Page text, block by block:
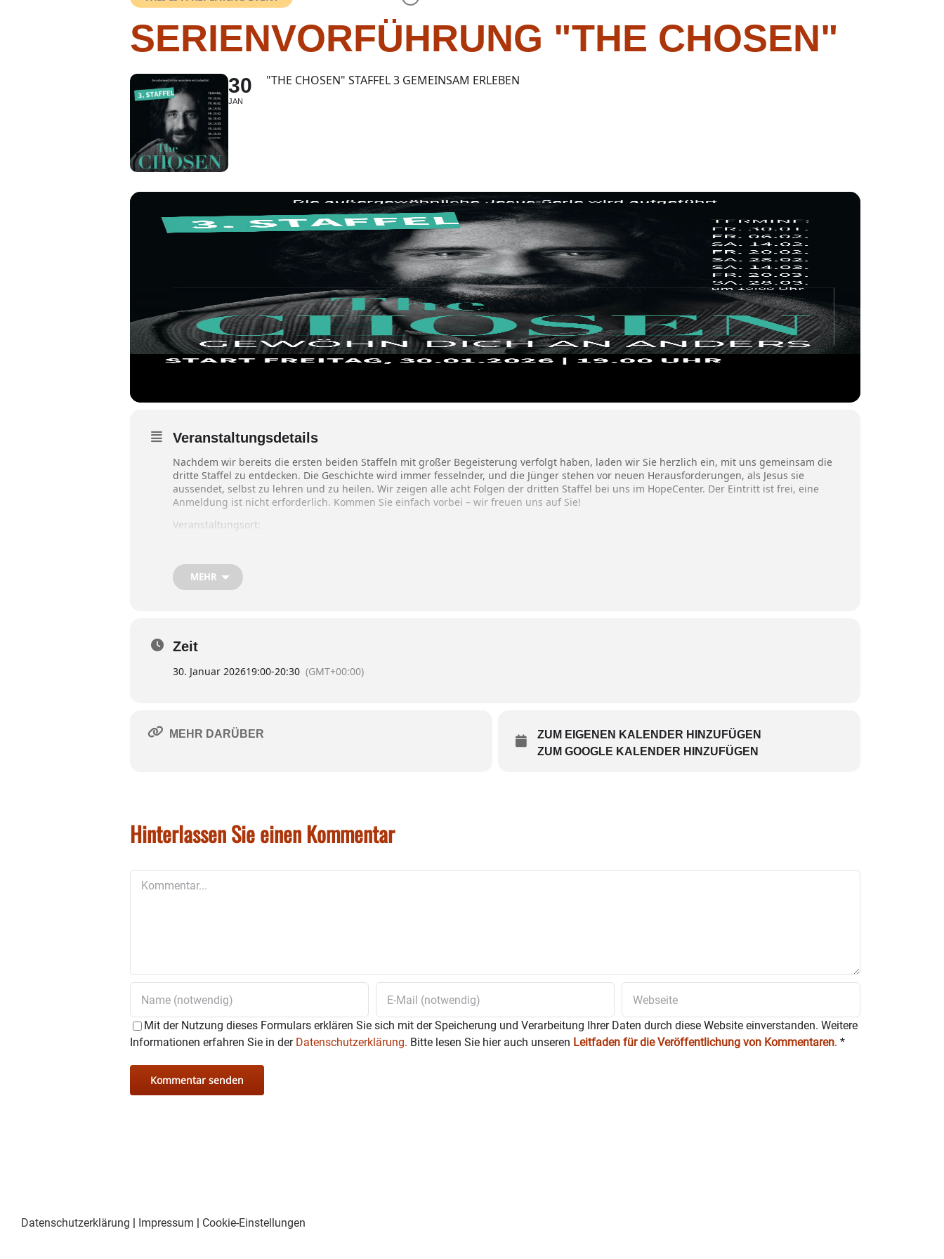
SERIENVORFÜHRUNG "THE CHOSEN"
30
JAN
"THE CHOSEN" STAFFEL 3 GEMEINSAM ERLEBEN
Veranstaltungsdetails
Nachdem wir bereits die ersten beiden Staffeln mit großer Begeisterung verfolgt haben, laden wir Sie herzlich ein, mit uns gemeinsam die
dritte Staffel zu entdecken. Die Geschichte wird immer fesselnder, und die Jünger stehen vor neuen Herausforderungen, als Jesus sie
aussendet, selbst zu lehren und zu heilen. Wir zeigen alle acht Folgen der dritten Staffel bei uns im HopeCenter. Der Eintritt ist frei, eine
Anmeldung ist nicht erforderlich. Kommen Sie einfach vorbei – wir freuen uns auf Sie!
Veranstaltungsort:
Magdalenenweg 1
83512 Wasserburg am Inn
MEHR
Zeit
30. Januar 202619:00-20:30 (GMT+00:00)
MEHR DARÜBER
ZUM EIGENEN KALENDER HINZUFÜGEN
ZUM GOOGLE KALENDER HINZUFÜGEN
Hinterlassen Sie einen Kommentar
Mit der Nutzung dieses Formulars erklären Sie sich mit der Speicherung und Verarbeitung Ihrer Daten durch diese Website einverstanden. Weitere
Informationen erfahren Sie in der Datenschutzerklärung. Bitte lesen Sie hier auch unseren Leitfaden für die Veröffentlichung von Kommentaren. *
Datenschutzerklärung | Impressum | Cookie-Einstellungen